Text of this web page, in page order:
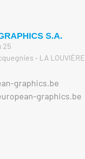
S.A.
25
- LA LOUVIÈRE
graphics.be
graphics.be